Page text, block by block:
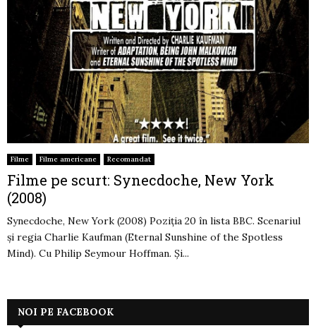
Filme Filme americane Recomandat
Filme pe scurt: Synecdoche, New York
(2008)
Synecdoche, New York (2008) Poziţia 20 în lista BBC. Scenariul
şi regia Charlie Kaufman (Eternal Sunshine of the Spotless
Mind). Cu Philip Seymour Hoffman. Şi...
NOI PE FACEBOOK